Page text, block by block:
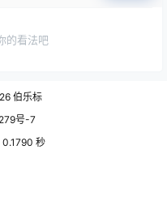
的看法吧
伯乐标
号-7
0.1790 秒